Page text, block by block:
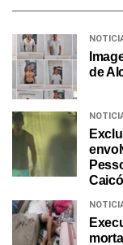
de
Caicó